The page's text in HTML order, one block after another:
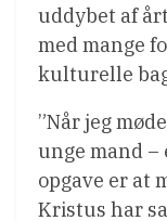
uddybet af
med mange
kulturelle
”Når jeg
unge mand –
opgave er at
Kristus har